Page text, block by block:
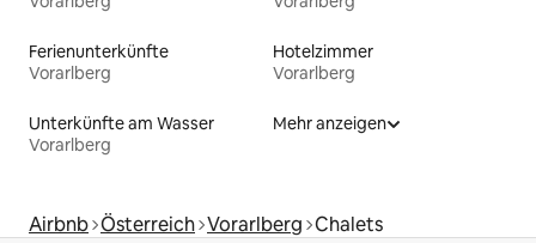
Ferienunterkünfte
Vorarlberg
Hotelzimmer
Vorarlberg
Unterkünfte am Wasser
Vorarlberg
Mehr anzeigen
Airbnb Österreich Vorarlberg Chalets